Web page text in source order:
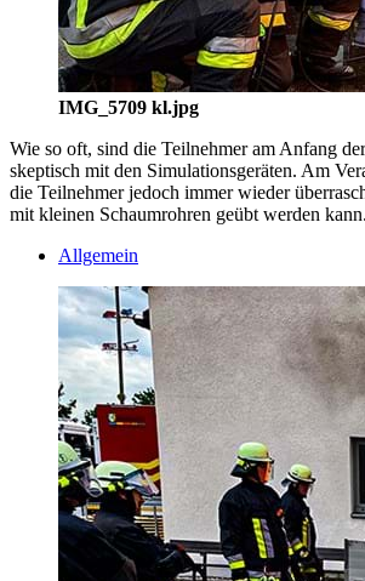
IMG_5709 kl.jpg
Wie so oft, sind die Teilnehmer am Anfang
skeptisch mit den Simulationsgeräten. Am
die Teilnehmer jedoch immer wieder
mit kleinen Schaumrohren geübt werden kann.
Allgemein